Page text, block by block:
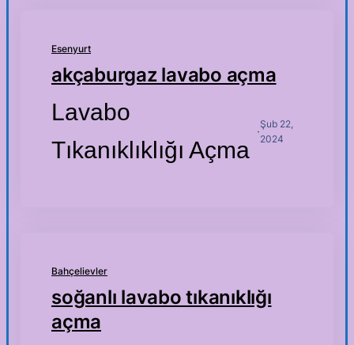
Esenyurt
akçaburgaz lavabo açma
Lavabo
Tıkanıklıklığı Açma
·
Şub 22,
2024
Bahçelievler
soğanlı lavabo tıkanıklığı
açma